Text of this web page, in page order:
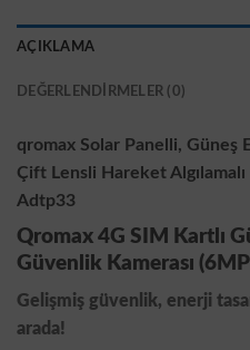
AÇIKLAMA
DEĞERLENDIRMELER (0)
qromax Solar Panelli, Güneş
Çift Lensli Hareket
Adtp33
Qromax 4G SIM Kartlı
Güvenlik Kamerası
Gelişmiş güvenlik, enerji
arada!